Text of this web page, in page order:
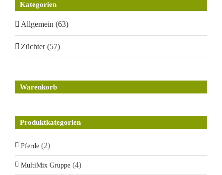
Kategorien
Allgemein (63)
Züchter (57)
Warenkorb
Produktkategorien
Pferde (2)
MultiMix Gruppe (4)